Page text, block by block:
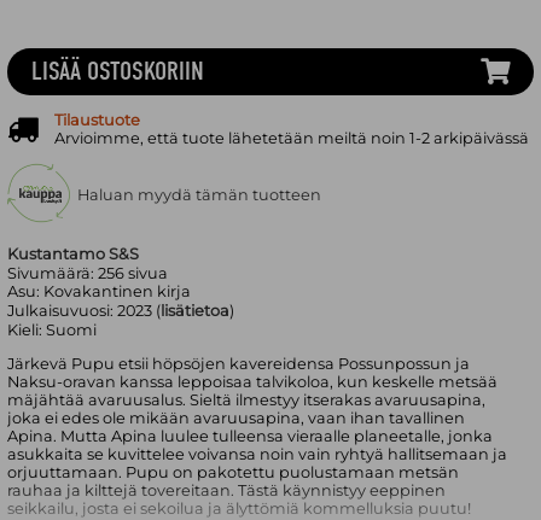
Kustantamo S&S
Sivumäärä:256 sivua
Asu: Kovakantinen kirja
Julkaisuvuosi:2023 ( lisätietoa)
Kieli:Suomi
Järkevä Pupu etsii höpsöjen kavereidensa Possunpossun ja
Naksu-oravan kanssa leppoisaa talvikoloa, kun keskelle metsää
mäjähtää avaruusalus. Sieltä ilmestyy itserakas avaruusapina,
joka ei edes ole mikään avaruusapina, vaan ihan tavallinen
Apina. Mutta Apina luulee tulleensa vieraalle planeetalle, jonka
asukkaita se kuvittelee voivansa noin vain ryhtyä hallitsemaan ja
orjuuttamaan. Pupu on pakotettu puolustamaan metsän
rauhaa ja kilttejä tovereitaan. Tästä käynnistyy eeppinen
seikkailu, josta ei sekoilua ja älyttömiä kommelluksia puutu!
LISÄÄ OSTOSKORIIN
Tilaustuote
Arvioimme, että tuote lähetetään meiltä noin 1-2 arkipäivässä
Haluan myydä tämän tuotteen